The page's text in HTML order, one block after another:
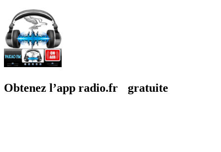
Obtenez l’app radio.fr gratuite